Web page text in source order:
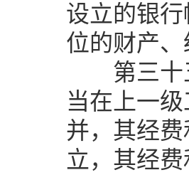
设立的银
位的财产
第三十五
当在上一
并，其经
立，其经